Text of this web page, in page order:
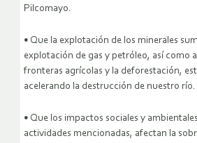
Pilcomayo.
• Que la explotación de los minerales
explotación de gas y petróleo, así como
fronteras agrícolas y la deforestación,
acelerando la destrucción de nuestro río.
• Que los impactos sociales y
actividades mencionadas, afectan la